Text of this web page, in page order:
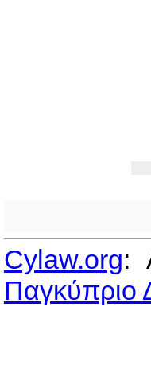
Cylaw.org:
Παγκύπριο